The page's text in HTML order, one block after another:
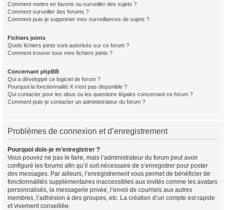
Comment mettre en favoris ou surveiller des sujets ?
Comment surveiller des forums ?
Comment puis-je supprimer mes surveillances de sujets ?
Fichiers joints
Quels fichiers joints sont autorisés sur ce forum ?
Comment trouver tous mes fichiers joints ?
Concernant phpBB
Qui a développé ce logiciel de forum ?
Pourquoi la fonctionnalité X n’est pas disponible ?
Qui contacter pour les abus ou les questions légales concernant ce forum ?
Comment puis-je contacter un administrateur du forum ?
Problèmes de connexion et d’enregistrement
Pourquoi dois-je m’enregistrer ?
Vous pouvez ne pas le faire, mais l’administrateur du forum peut avoir
configuré les forums afin qu’il soit nécessaire de s’enregistrer pour poster
des messages. Par ailleurs, l’enregistrement vous permet de bénéficier de
fonctionnalités supplémentaires inaccessibles aux invités comme les avatars
personnalisés, la messagerie privée, l’envoi de courriels aux autres
membres, l’adhésion à des groupes, etc. La création d’un compte est rapide
et vivement conseillée.